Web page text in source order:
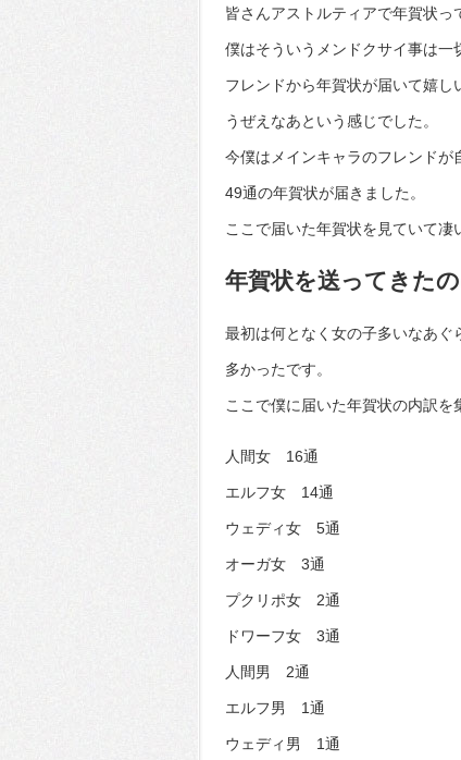
皆さんアストルティアで年賀状っ
僕はそういうメンドクサイ事は
フレンドから年賀状が届いて嬉
うぜえなあという感じでした。
今僕はメインキャラのフレンドが
49通の年賀状が届きました。
ここで届いた年賀状を見ていて凄
年賀状を送ってきた
最初は何となく女の子多いなあ
多かったです。
ここで僕に届いた年賀状の内訳を
人間女 16通
エルフ女 14通
ウェディ女 5通
オーガ女 3通
プクリポ女 2通
ドワーフ女 3通
人間男 2通
エルフ男 1通
ウェディ男 1通